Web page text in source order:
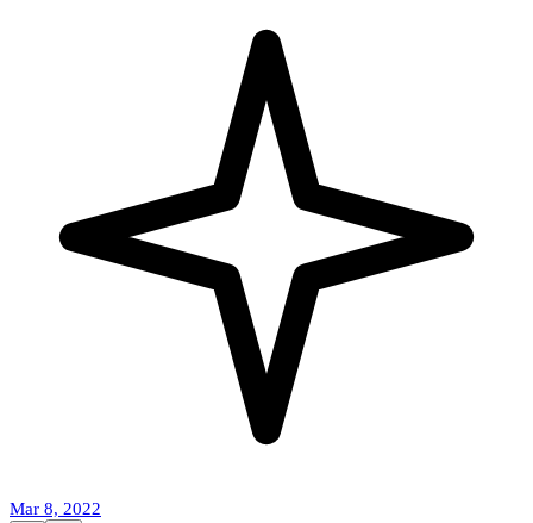
Mar 8, 2022